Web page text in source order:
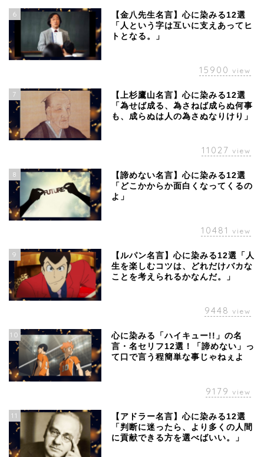
6
【金八先生名言】心に染みる12選
「人という字は互いに支えあってヒ
トとなる。」
15900 view
7
【上杉鷹山名言】心に染みる12選
「為せば成る、為さねば成らぬ何事
も、成らぬは人の為さぬなりけり」
11027 view
8
【諦めない名言】心に染みる12選
「どこかからか面白くなってくるの
よ」
10481 view
9
【ルパン名言】心に染みる12選「人
生を楽しむコツは、どれだけバカな
ことを考えられるかなんだ。」
9448 view
10
心に染みる「ハイキュー!!」の名
言・名セリフ12選！「諦めない」っ
て口で言う程簡単な事じゃねぇよ
9179 view
11
【アドラー名言】心に染みる12選
「判断に迷ったら、より多くの人間
に貢献できる方を選べばいい。」